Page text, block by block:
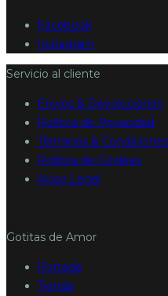
Facebook
Instagram
Servicio al cliente
Envíos & Devoluciones
Política de Privacidad
Términos & Condiciones
Política de Cookies
Aviso Legal
Gotitas de Amor
Portada
Tienda